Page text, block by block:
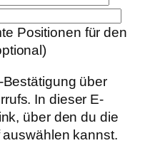
Positionen für den
über
In dieser E-
über den du die
kannst.